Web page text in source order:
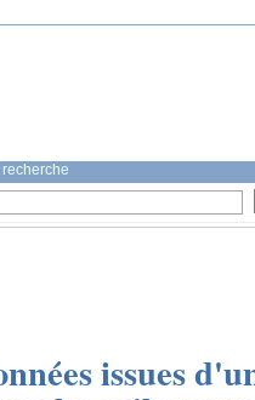
issues